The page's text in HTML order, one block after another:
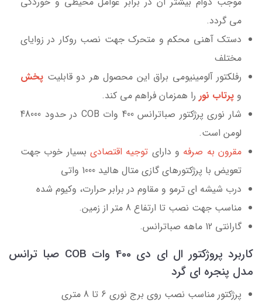
می گردد.
دستک آهنی محکم و متحرک جهت نصب روکار در زوایای
مختلف
رفلکتور آلومینیومی براق این محصول هر دو قابلیت پخش
و پرتاب نور را همزمان فراهم می کند.
شار نوری پرژکتور صباترانس 400 وات COB در حدود 48000
لومن است.
مقرون به صرفه و دارای توجیه اقتصادی بسیار خوب جهت
تعویض با پرژکتورهای گازی متال هالید 1000 واتی
درب شیشه ای ترمو و مقاوم در برابر حرارت، وکیوم شده
مناسب جهت نصب تا ارتفاع 8 متر از زمین.
گارانتی 12 ماهه صباترانس.
کاربرد پروژکتور ال ای دی 400 وات COB صبا ترانس
مدل پنجره ای گرد
پرژکتور مناسب نصب روی برج نوری 6 تا 8 متری